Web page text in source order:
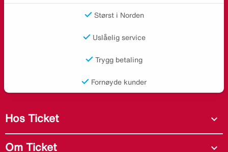
Størst i Norden
Uslåelig service
Trygg betaling
Fornøyde kunder
Hos Ticket expand_more
Om Ticket expand_more